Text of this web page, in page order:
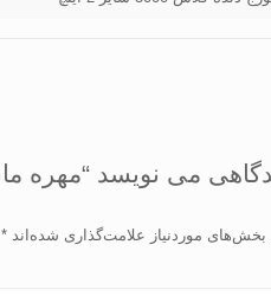
بخش‌های موردنیاز علامت‌گذاری شده‌اند*